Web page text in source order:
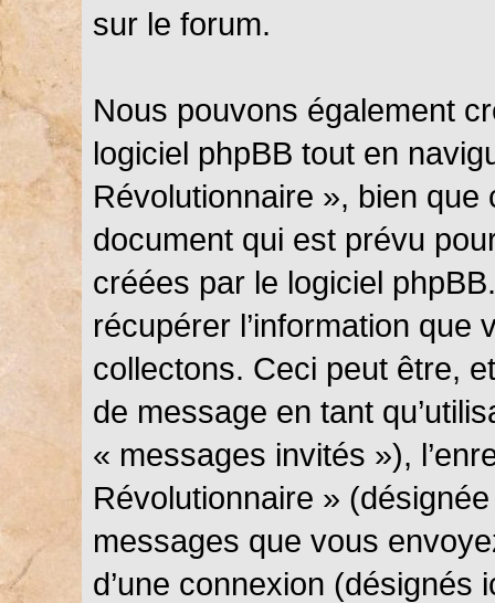
sur le forum.
Nous pouvons également
logiciel phpBB tout en
Révolutionnaire », bien
document qui est prévu
créées par le logiciel
récupérer l’information
collectons. Ceci peut être,
de message en tant
« messages invités »),
Révolutionnaire »
messages que vous
d’une connexion